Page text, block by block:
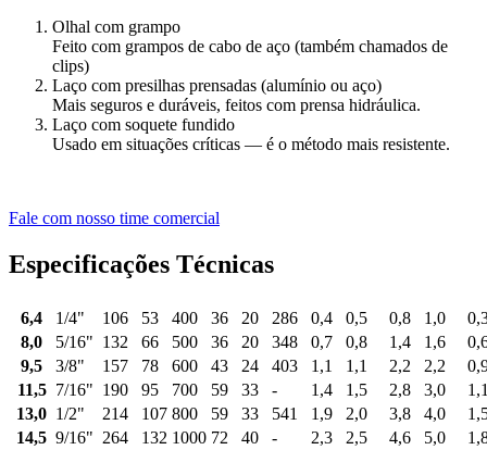
Olhal com grampo
Feito com grampos de cabo de aço (também chamados de
clips)
Laço com presilhas prensadas (alumínio ou aço)
Mais seguros e duráveis, feitos com prensa hidráulica.
Laço com soquete fundido
Usado em situações críticas — é o método mais resistente.
Fale com nosso time comercial
Especificações Técnicas
6,4 1/4" 106 53 400 36 20 286 0,4 0,5 0,8 1,0
8,0
5/16" 132 66 500 36 20 348 0,7 0,8 1,4 1,6
9,5
3/8" 157 78 600 43 24 403 1,1 1,1 2,2 2,2
11,5 7/16" 190 95 700 59 33 - 1,4 1,5 2,8 3,0
13,0 1/2" 214 107 800 59 33 541 1,9 2,0 3,8 4,0
14,5 9/16" 264 132 1000 72 40 - 2,3 2,5 4,6 5,0